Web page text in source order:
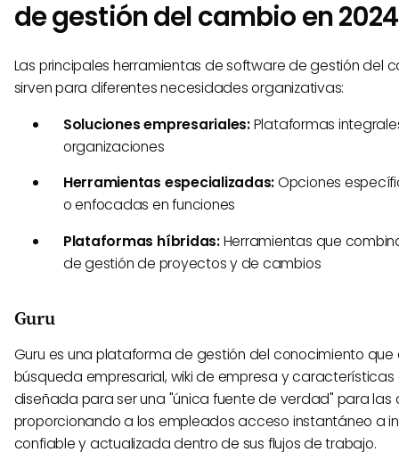
de gestión del cambio en 2024
Las principales herramientas de software de gestión del
sirven para diferentes necesidades organizativas:
Soluciones empresariales:Plataformas
organizaciones
Herramientas especializadas:Opciones
o enfocadas en funciones
Plataformas híbridas:Herramientas que
de gestión de proyectos y de cambios
Guru
Guru es una plataforma de gestión del conocimiento
búsqueda empresarial, wiki de empresa y características
diseñada para ser una "única fuente de verdad" para las
proporcionando a los empleados acceso instantáneo a
confiable y actualizada dentro de sus flujos de trabajo.